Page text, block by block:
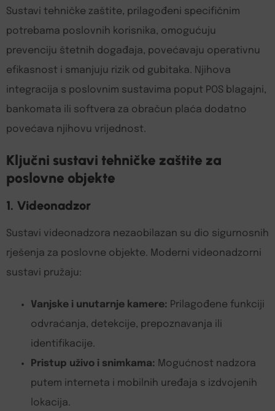
Sustavi tehničke zaštite, prilagođeni specifičnim
potrebama poslovnih korisnika, omogućuju
prevenciju štetnih događaja, povećavaju operativnu
efikasnost i smanjuju rizik od gubitaka. Njihova
integracija s poslovnim sustavima poput POS blagajni,
bankomata ili softvera za obračun plaća dodatno
povećava njihovu vrijednost.
Ključni sustavi tehničke zaštite za
poslovne objekte
1. Videonadzor
Sustavi videonadzora nezaobilazan su dio sigurnosnih
rješenja za poslovne objekte. Moderni videonadzorni
sustavi pružaju:
Vanjske i unutarnje kamere: Prilagođene funkciji
odvraćanja, detekcije, prepoznavanja ili
identifikacije.
Pristup uživo i snimkama: Mogućnost nadzora
putem interneta i mobilnih uređaja s izdvojenih
lokacija.